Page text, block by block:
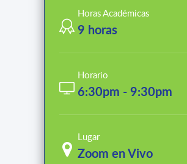
Horas Académicas
9 horas
Horario
6:30pm - 9:30pm
Lugar
Zoom en Vivo